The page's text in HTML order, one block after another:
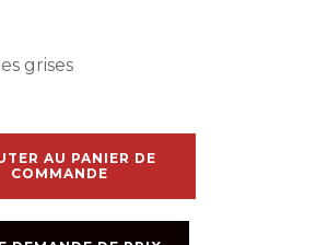
grises
AU PANIER DE
COMMANDE